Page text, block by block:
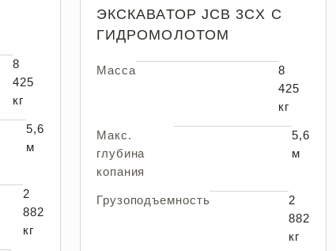
8
425
кг
5,6
м
2
882
кг
ЭКСКАВАТОР JCB 3CX С
ГИДРОМОЛОТОМ
Масса
8
425
кг
Макс.
глубина
копания
5,6
м
Грузоподъемность
2
882
кг